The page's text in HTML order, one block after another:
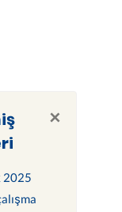
×
2025